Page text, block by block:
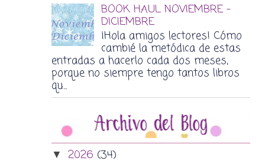
BOOK HAUL NOVIEMBRE -
DICIEMBRE
¡Hola amigos lectores! Cómo
cambié la metódica de estas
entradas a hacerlo cada dos meses,
porque no siempre tengo tantos libros
qu...
▼ 2026 (34)